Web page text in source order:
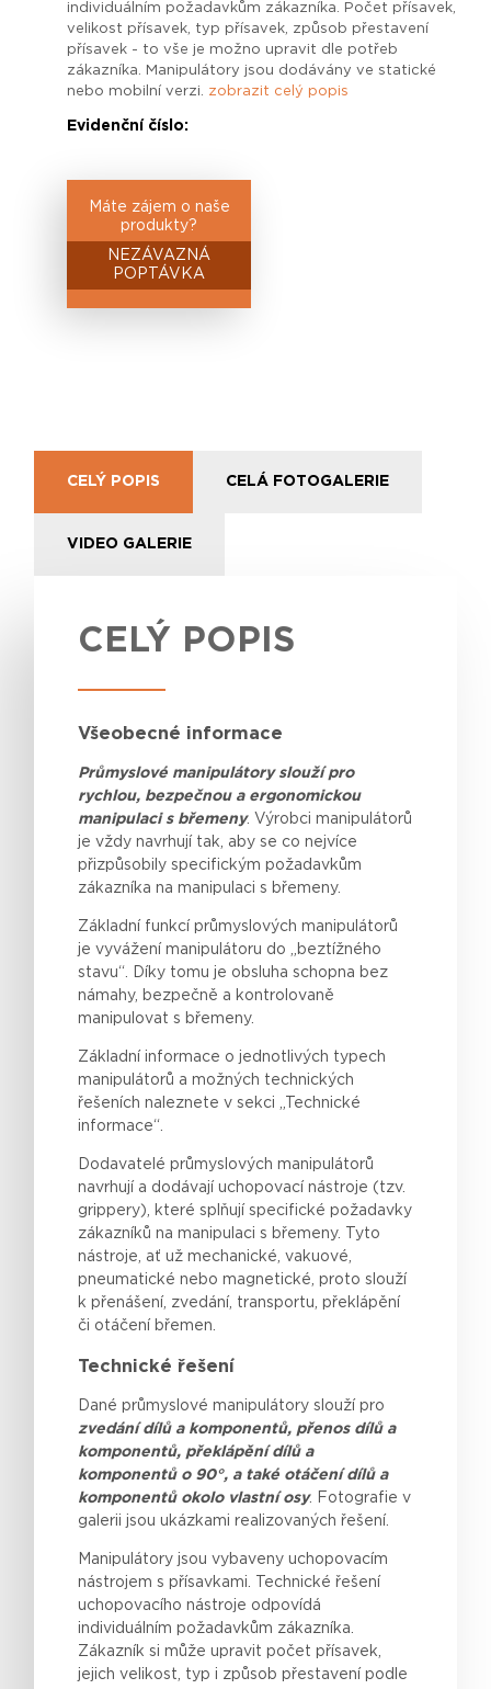
individuálním požadavkům zákazníka. Počet přísavek,
velikost přísavek, typ přísavek, způsob přestavení
přísavek - to vše je možno upravit dle potřeb
zákazníka. Manipulátory jsou dodávány ve statické
nebo mobilní verzi. zobrazit celý popis
Evidenční číslo:
Máte zájem o naše
produkty?
NEZÁVAZNÁ
POPTÁVKA
CELÝ POPIS CELÁ FOTOGALERIE
VIDEO GALERIE
CELÝ POPIS
Všeobecné informace
Průmyslové manipulátory slouží pro
rychlou, bezpečnou a ergonomickou
manipulaci s břemeny. Výrobci manipulátorů
jevždy navrhují tak, aby se conejvíce
přizpůsobily specifickým požadavkům
zákazníka na manipulaci s břemeny.
Základní funkcí průmyslových manipulátorů
je vyvážení manipulátoru do „beztížného
stavu“. Díky tomu je obsluha schopna bez
námahy, bezpečně a kontrolovaně
manipulovat s břemeny.
Základní informace o jednotlivých typech
manipulátorů a možných technických
řešeních naleznete v sekci „Technické
informace“.
Dodavatelé průmyslových manipulátorů
navrhují a dodávají uchopovací nástroje ( tzv.
grippery), které splňují specifické požadavky
zákazníků namanipulaci s břemeny. Tyto
nástroje, ať už mechanické,vakuové,
pneumatické nebo magnetické,proto slouží
kpřenášení, zvedání, transportu,překlápění
či otáčení břemen.
Technické řešení
Dané průmyslové manipulátory slouží pro
zvedání dílů a komponentů, přenos dílů a
komponentů, překlápění dílů a
komponentů o 90°, a také otáčení dílů a
komponentů okolo vlastní osy. Fotografie v
galerii jsou ukázkami realizovaných řešení.
Manipulátory jsou vybaveny uchopovacím
nástrojem s přísavkami. Technické řešení
uchopovacího nástroje odpovídá
individuálním požadavkům zákazníka.
Zákazník si může upravit počet přísavek,
jejich velikost, typ i způsob přestavení podle